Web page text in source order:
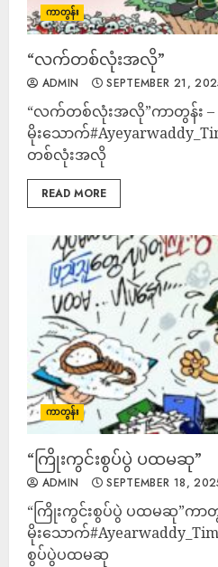
ကာတွန်း
“လက်တစ်လုံးအလို”
ADMIN SEPTEMBER 21,
“လက်တစ်လုံးအလို”ကာတွန်း –
မိုးသောက်
တစ်လုံးအလို
READ MORE
ကာတွန်း
“ကြိုးကွင်းစွပ်ပွဲ ပထမဆု”
ADMIN SEPTEMBER 18,
“ကြိုးကွင်းစွပ်ပွဲ ပထမဆု”ကာတွ
မိုးသောက်
စွပ်ပွဲပထမဆု